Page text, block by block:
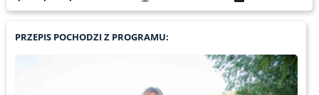
PRZEPIS POCHODZI Z PROGRAMU: